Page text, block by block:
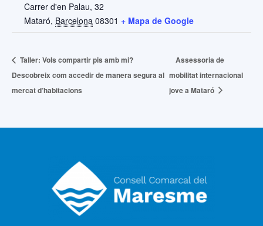
Carrer d'en Palau, 32
Mataró, Barcelona 08301 + Mapa de Google
Taller: Vols compartir pis amb mi?
Descobreix com accedir de manera segura al
mercat d’habitacions
Assessoria de
mobilitat internacional
jove a Mataró